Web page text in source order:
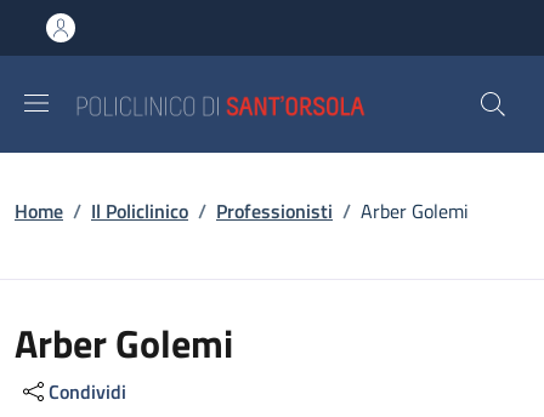
al contenuto principale
to footer content
Briciole di pane
Home / Il Policlinico / Professionisti / Arber Golemi
Arber Golemi
Condividi